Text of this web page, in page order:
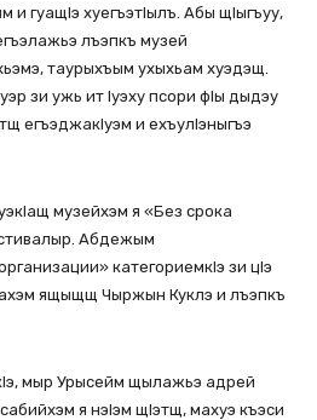
и гуащІэ хуегъэтІылъ. Абы щIыгъуу,
лъэпкъ музей
таурыхъым ухыхьам хуэдэщ.
зи ужь ит Iуэху псори фIы дыдэу
егъэджакIуэм и ехъулIэныгъэ
музейхэм я «Без срока
Абдежым
категориемкIэ зи цIэ
ящыщщ Чыржын Куклэ и лъэпкъ
мыр Урысейм щылажьэ адрей
я нэІэм щІэтщ, махуэ къэси